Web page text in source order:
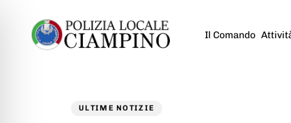
Il Comando
ULTIME NOTIZIE